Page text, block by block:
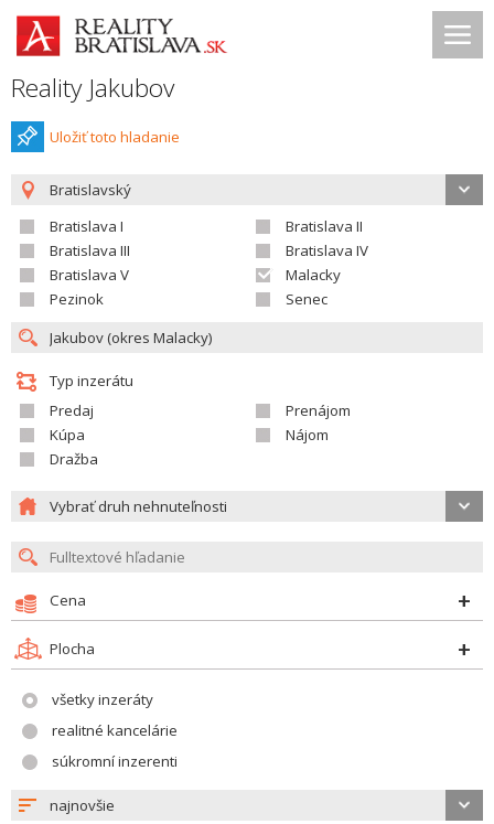
Reality Jakubov
Uložiť toto hladanie
Bratislavský
Bratislava I
Bratislava II
Bratislava III
Bratislava IV
Bratislava V
Malacky
Pezinok
Senec
Typ inzerátu
Predaj
Prenájom
Kúpa
Nájom
Dražba
Vybrať druh nehnuteľnosti
Cena
Plocha
všetky inzeráty
realitné kancelárie
súkromní inzerenti
najnovšie